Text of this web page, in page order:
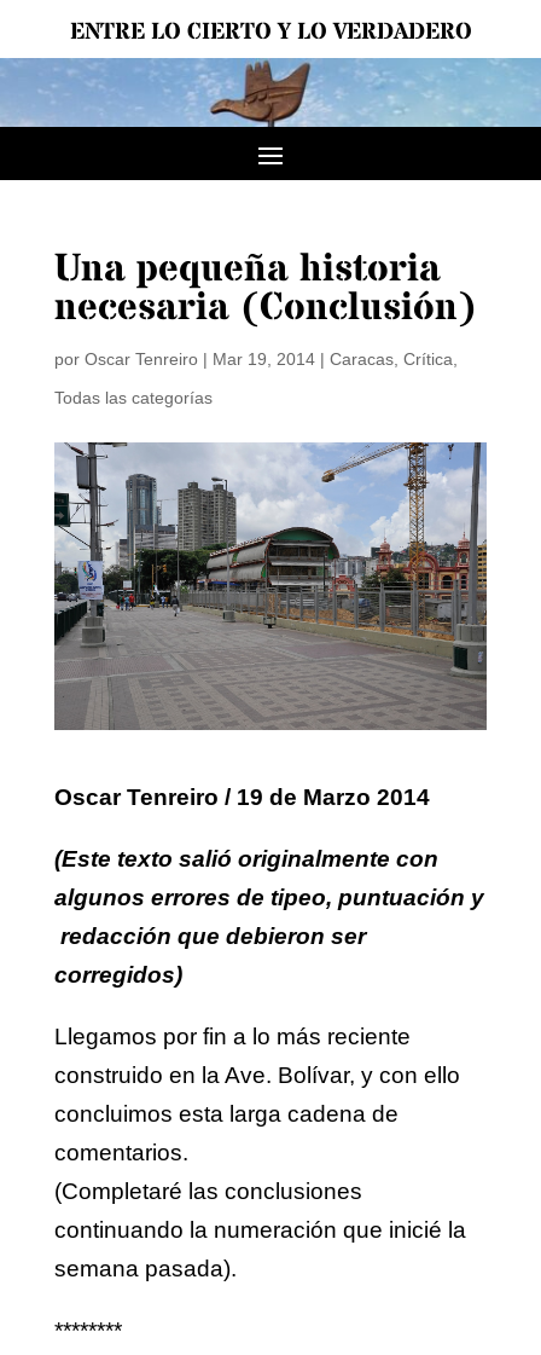
ENTRE LO CIERTO Y LO VERDADERO
Una pequeña historia
necesaria (Conclusión)
por Oscar Tenreiro| Mar 19, 2014| Caracas, Crítica
Todas las categorías
Oscar Tenreiro / 19 de Marzo 2014
(Este texto salió originalmente con
algunos errores de tipeo, puntuación y
redacción que debieron ser
corregidos)
Llegamos por fin a lo más reciente
construido en la Ave. Bolívar, y con ello
concluimos esta larga cadena de
comentarios.
(Completaré las conclusiones
continuando la numeración que inicié la
semana pasada).
********